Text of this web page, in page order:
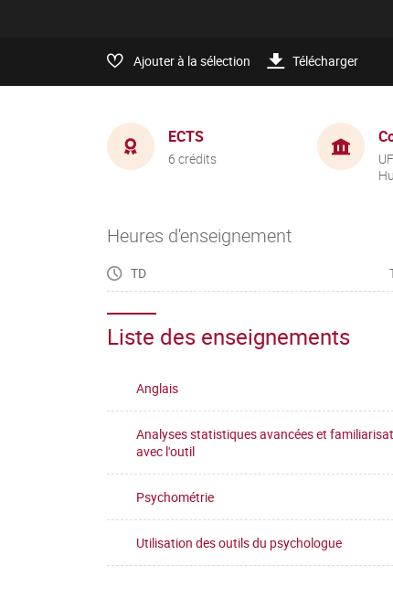
Ajouter à la sélection Télécharger
ECTS
6 crédits
Heures d'enseignement
TD
Liste des enseignements
Anglais
Analyses statistiques avancées et
avec l'outil
Psychométrie
Utilisation des outils du psychologue